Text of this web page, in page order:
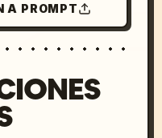
A PROMPT